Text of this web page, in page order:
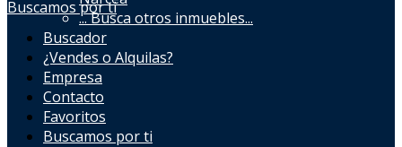
Buscamos por ti
...Busca otros inmuebles...
Buscador
¿Vendes o Alquilas?
Empresa
Contacto
Favoritos
Buscamos por ti